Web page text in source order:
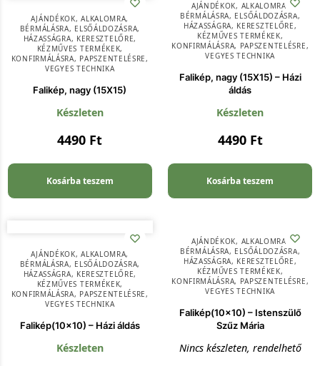
AJÁNDÉKOK,ALKALOMRA,
BÉRMÁLÁSRA, ELSŐÁLDOZÁSRA,
HÁZASSÁGRA, KERESZTELŐRE,
KÉZMŰVES TERMÉKEK,
KONFIRMÁLÁSRA, PAPSZENTELÉSRE,
VEGYES TECHNIKA
Falikép, nagy (15X15)
Készleten
4490 Ft
Kosárba teszem
AJÁNDÉKOK, ALKALOMRA
BÉRMÁLÁSRA, ELSŐÁLDOZÁSRA,
HÁZASSÁGRA, KERESZTELŐRE,
KÉZMŰVES TERMÉKEK,
KONFIRMÁLÁSRA, PAPSZENTELÉSRE,
VEGYES TECHNIKA
Falikép, nagy (15X15) – Házi
áldás
Készleten
4490 Ft
Kosárba teszem
AJÁNDÉKOK,ALKALOMRA,
BÉRMÁLÁSRA, ELSŐÁLDOZÁSRA,
HÁZASSÁGRA, KERESZTELŐRE,
KÉZMŰVES TERMÉKEK,
KONFIRMÁLÁSRA, PAPSZENTELÉSRE,
VEGYES TECHNIKA
Falikép(10×10) – Házi áldás
Készleten
AJÁNDÉKOK, ALKALOMRA
BÉRMÁLÁSRA, ELSŐÁLDOZÁSRA,
HÁZASSÁGRA, KERESZTELŐRE,
KÉZMŰVES TERMÉKEK,
KONFIRMÁLÁSRA, PAPSZENTELÉSRE,
VEGYES TECHNIKA
Falikép(10×10) – Istenszülő
Szűz Mária
Nincs készleten, rendelhető